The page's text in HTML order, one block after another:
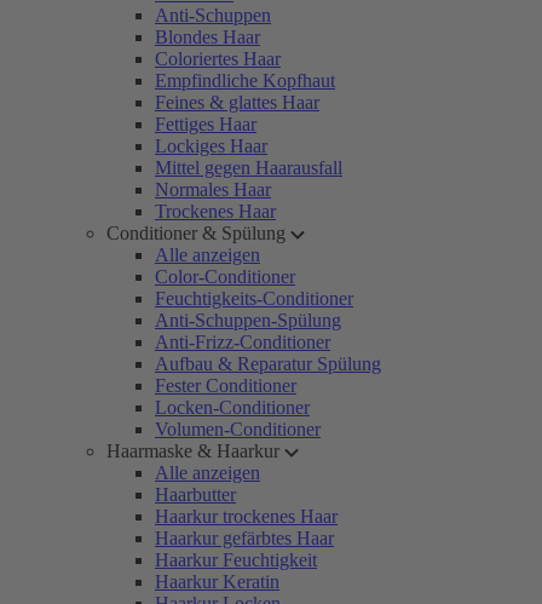
Anti-Schuppen
Blondes Haar
Coloriertes Haar
Empfindliche Kopfhaut
Feines & glattes Haar
Fettiges Haar
Lockiges Haar
Mittel gegen Haarausfall
Normales Haar
Trockenes Haar
Conditioner & Spülung
Alle anzeigen
Color-Conditioner
Feuchtigkeits-Conditioner
Anti-Schuppen-Spülung
Anti-Frizz-Conditioner
Aufbau & Reparatur Spülung
Fester Conditioner
Locken-Conditioner
Volumen-Conditioner
Haarmaske & Haarkur
Alle anzeigen
Haarbutter
Haarkur trockenes Haar
Haarkur gefärbtes Haar
Haarkur Feuchtigkeit
Haarkur Keratin